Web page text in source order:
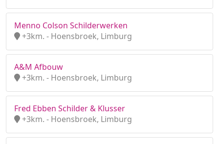
Menno Colson Schilderwerken
+3km. - Hoensbroek, Limburg
A&M Afbouw
+3km. - Hoensbroek, Limburg
Fred Ebben Schilder & Klusser
+3km. - Hoensbroek, Limburg